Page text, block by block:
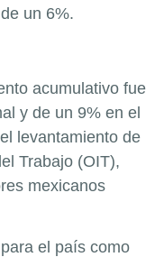
un 6%.
acumulativo fue
y de un 9% en el
levantamiento de
Trabajo (OIT),
mexicanos
el país como